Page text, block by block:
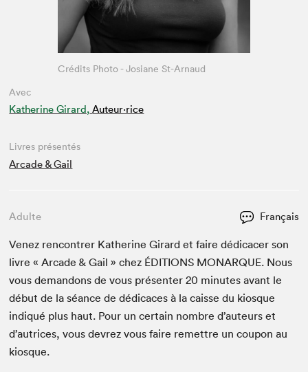
Avec
Katherine Girard, Auteur·rice
Crédits Photo - Josiane St-Arnaud
Livres présentés
Arcade & Gail
Adulte Français
Venez ren­con­tr­er Kather­ine Girard et faire dédi­cac­er son
livre « Arcade & Gail » chez ÉDI­TIONS MONAR­QUE. Nous
vous deman­dons de vous présen­ter20 min­utes avant le
début de la séance de dédi­caces à la caisse du kiosque
indiqué plus haut. Pour un cer­tain nom­bre d’auteurs et
d’autrices, vous devrez vous faire remet­tre un coupon au
kiosque.